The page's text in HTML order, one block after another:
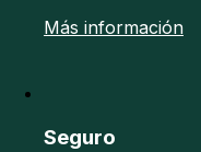
Más información
Seguro